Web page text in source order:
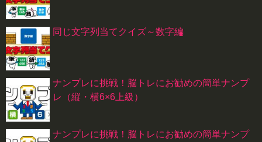
同じ文字列当てクイズ～数字編
ナンプレに挑戦！脳トレにお勧めの簡単ナンプ
レ（縦・横6×6上級）
ナンプレに挑戦！脳トレにお勧めの簡単ナンプ